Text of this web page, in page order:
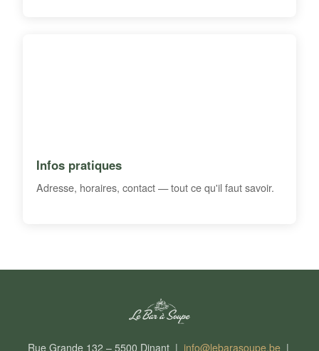
Infos pratiques
Adresse, horaires, contact — tout ce qu'il faut savoir.
Rue Grande 132 – 5500 Dinant | info@lebarasoupe.be|